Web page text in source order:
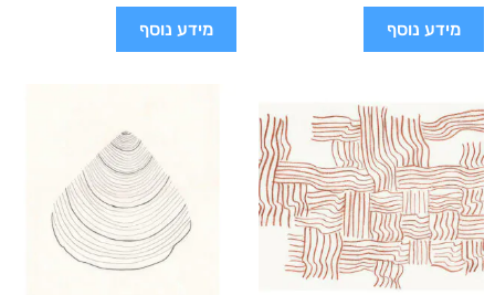
מידע נוסף מידע נוסף